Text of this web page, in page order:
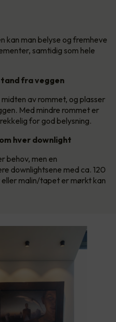
kan man belyse og fremheve
samtidig som hele
fra veggen
av rommet, og plasser
Med mindre rommet er
for god belysning.
hver downlight
behov, men en
downlightsene med ca. 120
malin/tapet er mørkt kan